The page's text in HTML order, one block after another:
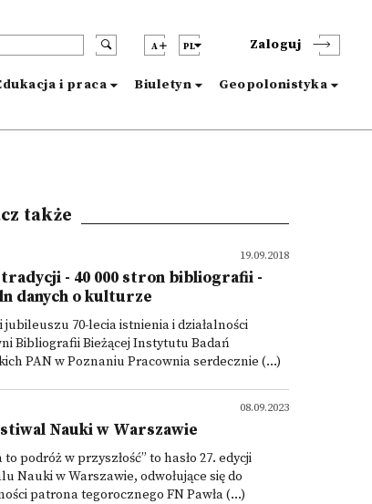
A PL Zaloguj
i praca Biuletyn Geopolonistyka
także
19.09.2018
tradycji - 40 000 stron bibliografii -
danych o kulturze
jubileuszu 70-lecia istnienia i działalności
Bibliografii Bieżącej Instytutu Badań
PAN w Poznaniu Pracownia serdecznie (...)
08.09.2023
Nauki w Warszawie
to podróż w przyszłość” to hasło 27. edycji
Nauki w Warszawie, odwołujące się do
patrona tegorocznego FN Pawła (...)